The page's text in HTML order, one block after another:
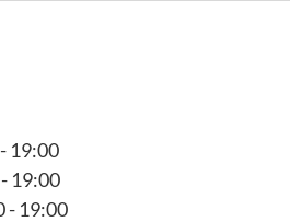
19:00
19:00
- 19:00